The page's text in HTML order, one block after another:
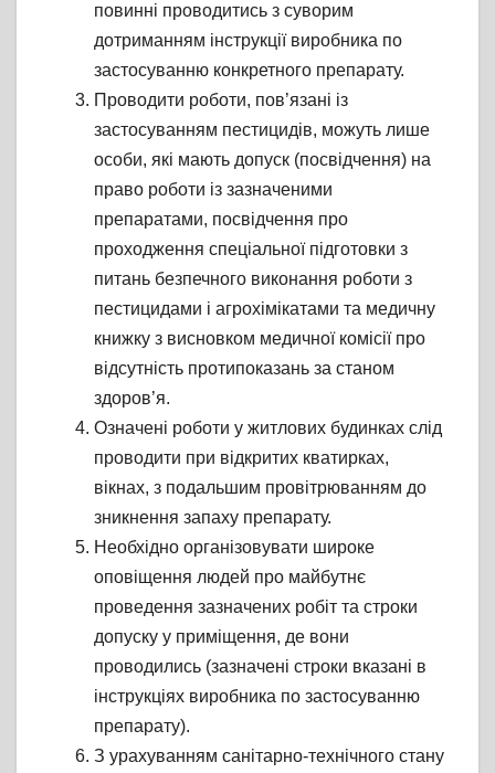
повинні проводитись з суворим
дотриманням інструкції виробника по
застосуванню конкретного препарату.
Проводити роботи, пов’язані із
застосуванням пестицидів, можуть лише
особи, які мають допуск (посвідчення) на
право роботи із зазначеними
препаратами, посвідчення про
проходження спеціальної підготовки з
питань безпечного виконання роботи з
пестицидами і агрохімікатами та медичну
книжку з висновком медичної комісії про
відсутність протипоказань за станом
здоров’я.
Означені роботи у житлових будинках слід
проводити при відкритих кватирках,
вікнах, з подальшим провітрюванням до
зникнення запаху препарату.
Необхідно організовувати широке
оповіщення людей про майбутнє
проведення зазначених робіт та строки
допуску у приміщення, де вони
проводились (зазначені строки вказані в
інструкціях виробника по застосуванню
препарату).
З урахуванням санітарно-технічного стану